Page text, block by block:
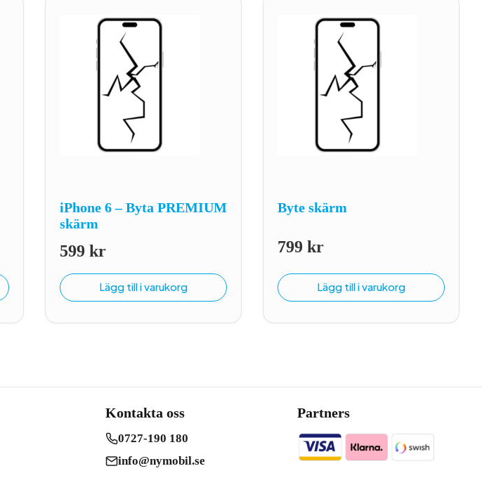
iPhone 6 – Byta PREMIUM
skärm
599 kr
Lägg till i varukorg
Byte skärm
799 kr
Lägg till i varukorg
Kontakta oss
0727-190 180
info@nymobil.se
Partners